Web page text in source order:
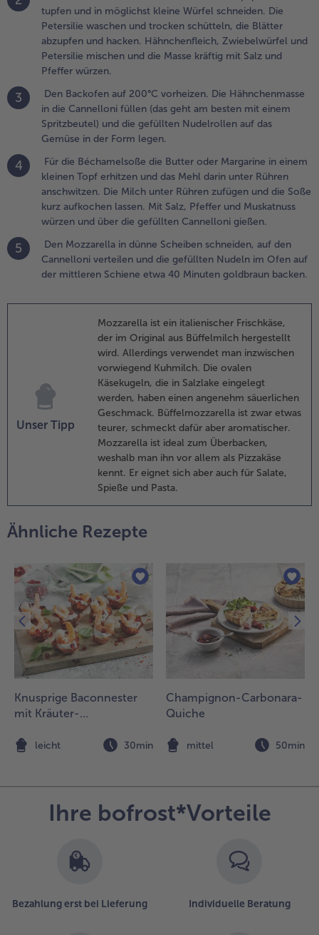
(das geht
besten mit
auf
Gemüse in
Form legen.
Butter
in
erhitzen
Rühren
und
Soße kurz
die
den
die
auf
tupfen und in möglichst kleine Würfel schneiden. Die
Petersilie waschen und trocken schütteln, die Blätter
abzupfen und hacken. Hähnchenfleich, Zwiebelwürfel und
Petersilie mischen und die Masse kräftig mit Salz und
Pfeffer würzen.
3
Den Backofen auf 200°C vorheizen. Die Hähnchenmasse
in die Cannelloni füllen (das geht am besten mit einem
Spritzbeutel) und die gefüllten Nudelrollen auf das
Gemüse in der Form legen.
4
Für die Béchamelsoße die Butter oder Margarine in einem
kleinen Topf erhitzen und das Mehl darin unter Rühren
anschwitzen. Die Milch unter Rühren zufügen und die Soße
kurz aufkochen lassen. Mit Salz, Pfeffer und Muskatnuss
würzen und über die gefüllten Cannelloni gießen.
5
Den Mozzarella in dünne Scheiben schneiden, auf den
Cannelloni verteilen und die gefüllten Nudeln im Ofen auf
der mittleren Schiene etwa 40 Minuten goldbraun backen.
Unser Tipp
Mozzarella ist ein italienischer Frischkäse,
der im Original aus Büffelmilch hergestellt
wird. Allerdings verwendet man inzwischen
vorwiegend Kuhmilch. Die ovalen
Käsekugeln, die in Salzlake eingelegt
werden, haben einen angenehm säuerlichen
Geschmack. Büffelmozzarella ist zwar etwas
teurer, schmeckt dafür aber aromatischer.
Mozzarella ist ideal zum Überbacken,
weshalb man ihn vor allem als Pizzakäse
kennt. Er eignet sich aber auch für Salate,
Spieße und Pasta.
Ähnliche Rezepte
Knusprige Baconnester
mit Kräuter-
und Granatapfel
leicht 30min
Champignon-Carbonara-
Quiche
mittel 50min
Ihre bofrost*Vorteile
Bezahlung erst bei Lieferung Individuelle Beratung